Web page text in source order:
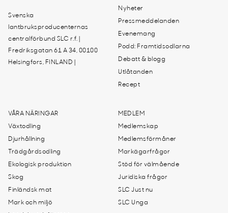
Svenska
lantbruksproducenternas
centralförbund SLC r.f. |
Fredriksgatan 61 A 34, 00100
Helsingfors, FINLAND |
Nyheter
Pressmeddelanden
Evenemang
Podd: Framtidsodlarna
Debatt & blogg
Utlåtanden
Recept
VÅRA NÄRINGAR
Växtodling
Djurhållning
Trädgårdsodling
Ekologisk produktion
Skog
Finländsk mat
Mark och miljö
MEDLEM
Medlemskap
Medlemsförmåner
Markägarfrågor
Stöd för välmående
Juridiska frågor
SLC Just nu
SLC Unga